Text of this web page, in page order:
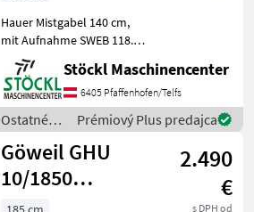
Hauer Mistgabel 140 cm,
mit Aufnahme SWEB 118.
komponenty Pracovné
stroje príveskového
čelného nakladača
Stöckl Maschinencenter
6405 Pfaffenhofen/Telfs
Ostatné
traktorové
komponenty
/ Hauer
Prémiový Plus predajca
Göweil GHU
10/1850
doppelwirkend
2.490
€
s DPH od